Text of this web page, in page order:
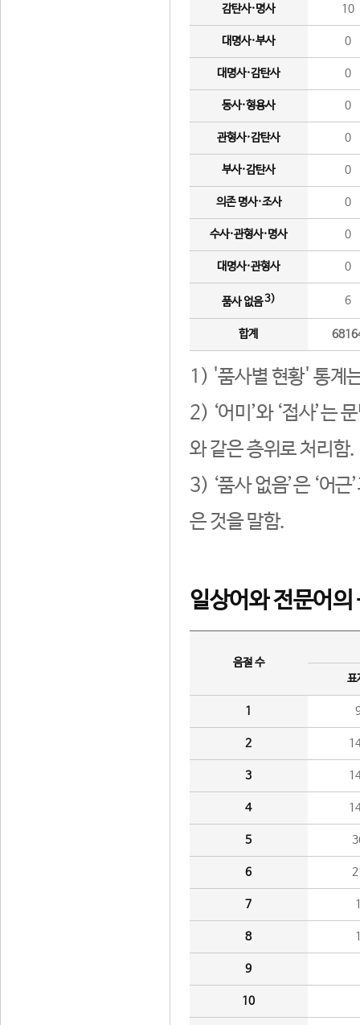
감탄사·명사 10
대명사·부사 0
대명사·감탄사 0
동사·형용사 0
관형사·감탄사 0
부사·감탄사 0
의존 명사·조사 0
수사·관형사·명사 0
대명사·관형사 0
품사 없음3) 6
합계
1) '품사별 현황' 통계
2) ‘어미’와 ‘접사’는
와 같은 층위로 처리함.
3) ‘품사 없음’은 ‘어
은 것을 말함.
일상어와 전문어의
음절 수
표
1
2
3
4
5
6
7
8
9
10